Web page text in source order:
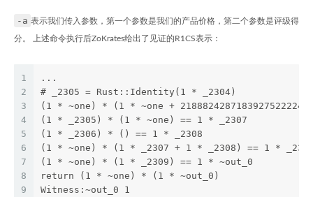
-a 表示我们传入参数，第一个参数是我们的产品价格，第二个参数是评级得
分。 上述命令执行后ZoKrates给出了见证的R1CS表示：
1
2
3
4
5
6
7
8
9
...
# _2305 = Rust::Identity(1 * _2304)
(1 * ~one) * (1 * ~one +
(1 * _2305) * (1 * ~one) == 1 * _2307
(1 * _2306) * () == 1 * _2308
(1 * ~one) * (1 * _2307 + 1 * _2308) == 1 *
(1 * ~one) * (1 * _2309) == 1 * ~out_0
return (1 * ~one) * (1 * ~out_0)
Witness:~out_0 1